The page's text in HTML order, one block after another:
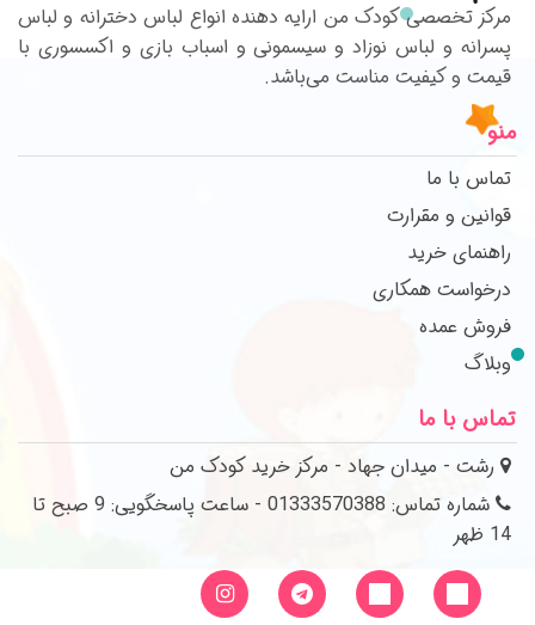
مرکز تخصصی کودک من ارایه دهنده انواع لباس دخترانه و لباس
پسرانه و لباس نوزاد و سیسمونی و اسباب بازی و اکسسوری با
قیمت و کیفیت مناست می‌باشد.
منو
تماس با ما
قوانین و مقرارت
راهنمای خرید
درخواست همکاری
فروش عمده
وبلاگ
تماس با ما
رشت - میدان جهاد - مرکز خرید کودک من
شماره تماس: 01333570388 - ساعت پاسخگویی: 9 صبح تا
14 ظهر